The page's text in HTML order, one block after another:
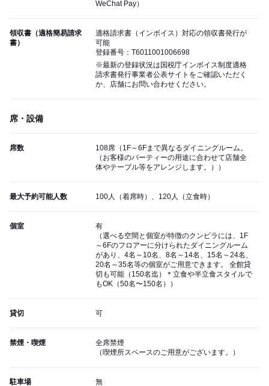
WeChat Pay）
領収書（適格簡易請求
書）
適格請求書（インボイス）対応の領収書発行が
可能
登録番号：T6011001006698
※最新の登録状況は国税庁インボイス制度適格
請求書発行事業者公表サイトをご確認いただく
か、店舗にお問い合わせください。
席・設備
席数
108席（1F～6Fまで異なるダイニングルーム。
（お客様のパーティーの用途に合わせて店舗全
体やテーブル等をアレンジします。））
最大予約可能人数 100人（着席時）、120人（立食時）
個室
有
（選べる空間と個室が特徴のクンビラには、1F
～6Fのフロアーに分けられたダイニングルーム
があり、4名～10名、8名～14名、15名～24名、
20名～35名等の個室がご用意できます。 全館貸
切も可能（150名迄）＊立食や半立食スタイルで
もOK（50名〜150名））
貸切 可
禁煙・喫煙
全席禁煙
（喫煙所スペースのご用意がございます。）
駐車場 無